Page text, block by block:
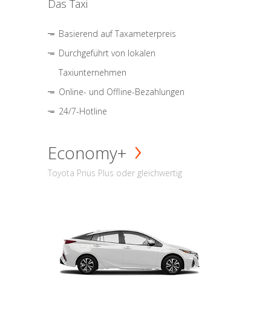
Das Taxi
Basierend auf Taxameterpreis
Durchgeführt von lokalen
Taxiunternehmen
Online- und Offline-Bezahlungen
24/7-Hotline
Economy+
Toyota Prius Plus oder gleichwertig